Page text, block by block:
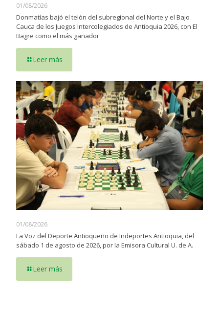
01/08/2026
Donmatías bajó el telón del subregional del Norte y el Bajo
Cauca de los Juegos Intercolegiados de Antioquia 2026, con El
Bagre como el más ganador
Leer más
01/08/2026
La Voz del Deporte Antioqueño de Indeportes Antioquia, del
sábado 1 de agosto de 2026, por la Emisora Cultural U. de A.
Leer más